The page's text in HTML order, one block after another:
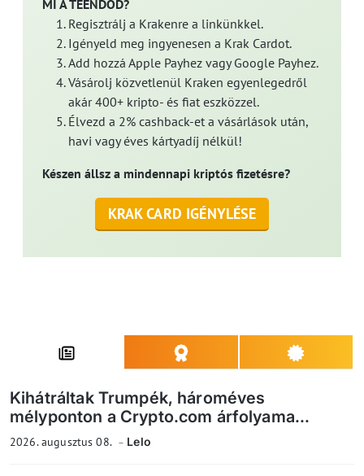
MI A TEENDŐD?
Regisztrálj a Krakenre a linkünkkel.
Igényeld meg ingyenesen a Krak Cardot.
Add hozzá Apple Payhez vagy Google Payhez.
Vásárolj közvetlenül Kraken egyenlegedről
akár 400+ kripto- és fiat eszközzel.
Élvezd a 2% cashback-et a vásárlások után,
havi vagy éves kártyadíj nélkül!
Készen állsz a mindennapi kriptós fizetésre?
KRAK CARD IGÉNYLÉSE
Kihátráltak Trumpék, hároméves
mélyponton a Crypto.com árfolyama...
2026. augusztus 08. Lelo